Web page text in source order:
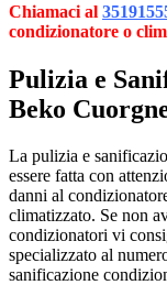
Chiamaci al
condizionatore o
Pulizia e
Beko
La pulizia e
essere fatta con
danni al
climatizzato. Se non
condizionatori vi
specializzato al
sanificazione